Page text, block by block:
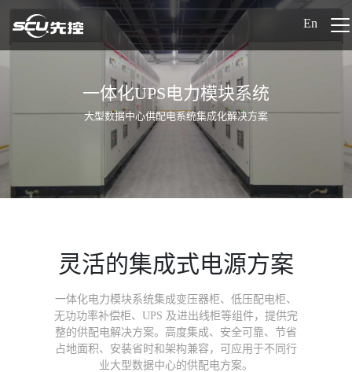
En
一体化UPS电力模块系统
大型数据中心供配电系统集成化解决方案
灵活的集成式电源方案
一体化电力模块系统集成变压器柜、低压配电柜、
无功功率补偿柜、UPS 及进出线柜等组件，提供完
整的供配电解决方案。高度集成、安全可靠、节省
占地面积、安装省时和架构兼容，可应用于不同行
业大型数据中心的供配电方案。